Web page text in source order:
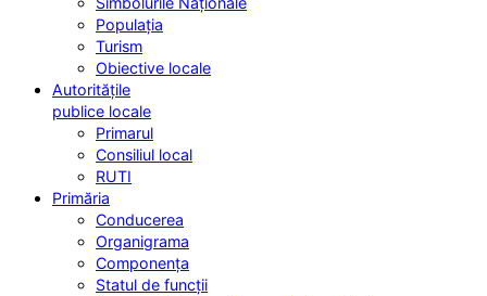
Populația
Turism
Obiective locale
Autoritățile
publice locale
Primarul
Consiliul local
RUTI
Primăria
Conducerea
Organigrama
Componența
Statul de funcții